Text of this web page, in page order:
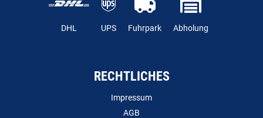
DHL UPS Fuhrpark Abholung
RECHTLICHES
Impressum
AGB